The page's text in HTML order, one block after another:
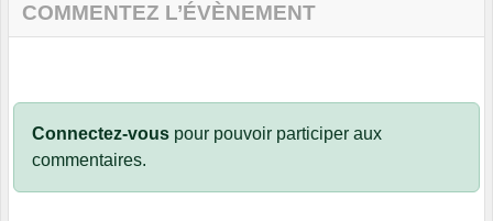
COMMENTEZ L’ÉVÈNEMENT
Connectez-vous pour pouvoir participer aux
commentaires.